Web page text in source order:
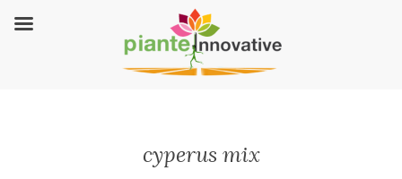
cyperus mix